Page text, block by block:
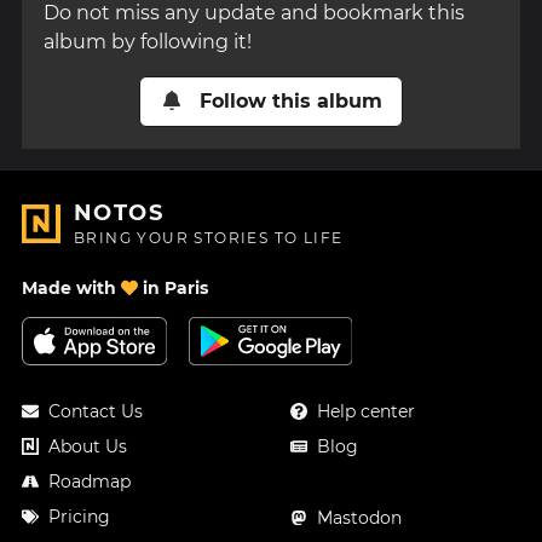
Do not miss any update and bookmark this
album by following it!
Follow this album
NOTOS
BRING YOUR STORIES TO LIFE
Made with in Paris
Contact Us
About Us
Roadmap
Pricing
Help center
Blog
Mastodon